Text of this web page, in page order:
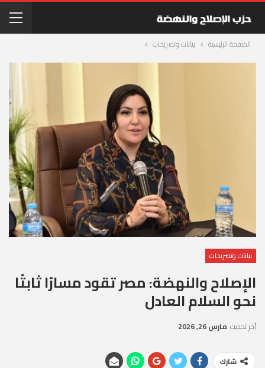
الصفحة الرئيسية بيانات وتصريحات
بيانات وتصريحات
الإصلاح والنهضة: مصر تقود مسارًا ثابتًا
نحو السلام العادل
آخر تحديث مارس 26, 2026
شارك